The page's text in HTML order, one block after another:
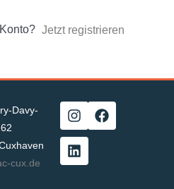
Jetzt registrieren
Davy-
cux.de